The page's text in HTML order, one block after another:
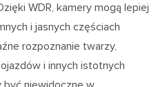
WDR, kamery mogą lepiej
i jasnych częściach
rozpoznanie twarzy,
i innych istotnych